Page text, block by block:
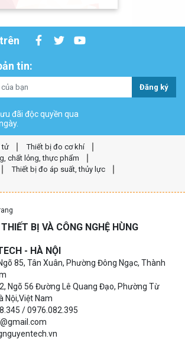
tin:
Đăng ký
đãi độc quyền qua
tử
Thiết bị đo cơ khí
chất lỏng, thực phẩm
Thiết bị đo áp suất, thủy lực
BỊ VÀ CÔNG NGHỆ HÙNG
- HÀ NỘI
85, Tân Xuân, Phường Đông Ngạc, Thành
Ngõ 56 Đường Lê Quang Đạo, Phường Từ
Nội,Việt Nam
/ 0976.082.395